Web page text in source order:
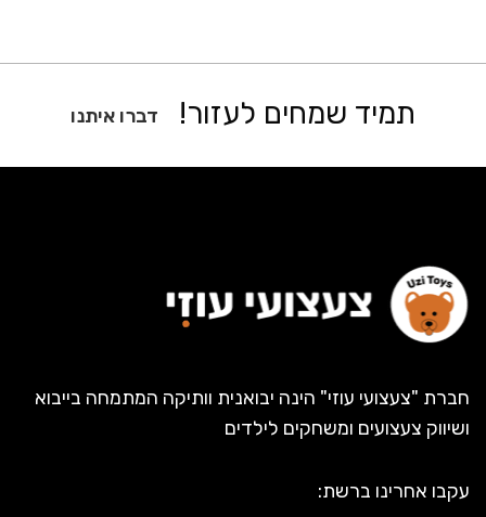
תמיד שמחים לעזור! דברו איתנו
חברת "צעצועי עוזי" הינה יבואנית וותיקה המתמחה בייבוא
ושיווק צעצועים ומשחקים לילדים
עקבו אחרינו ברשת: